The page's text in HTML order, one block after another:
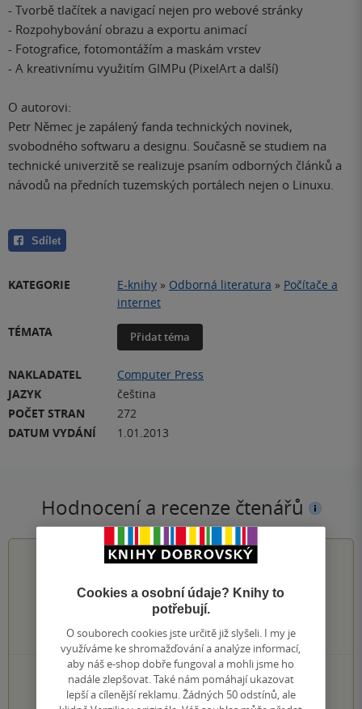
- Tvorbě tlačítek a navigací nejen pro webové stránky
- Rozpohybování obrazu a exportu animací
- Fotografice, fotomontážím a maskám vrstev
- A kreativnímu využitím GIMPu (PixelArt a další)
O autorovi:
Petr Němec je zapálený fanda technických novinek,
svobodného softwaru a designu. Současně se studiem na
technické univerzitě se realizuje psaním odborných článků a
návodů na předních tuzemských portálech nejen o Linuxu.
Sdílet
KATEGORIE E-knihy » Odborná literatura » Počítače a
internet
TÉMATA
Přidat téma
NAKLADATEL
Computer Press
JAZYK
čeština
POČET STRAN
272
DATUM VYDÁNÍ
1.01.2013
Hodnocení a recenze čtenářů
5.0z5
1hodnocení čtenářů
1×
5 hvězdiček
0×
4 hvězdičky
Cookies a osobní údaje? Knihy to
potřebují.
O souborech cookies jste určitě již slyšeli. I my je
využíváme ke shromažďování a analýze informací,
aby náš e-shop dobře fungoval a mohli jsme ho
nadále zlepšovat. Také nám pomáhají ukazovat
lepší a cílenější reklamu. Žádných 50 odstínů, ale